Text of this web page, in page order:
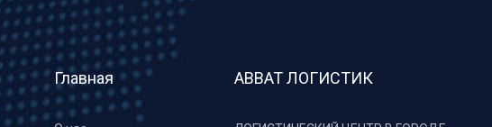
Главная АВВАТ ЛОГИСТИК